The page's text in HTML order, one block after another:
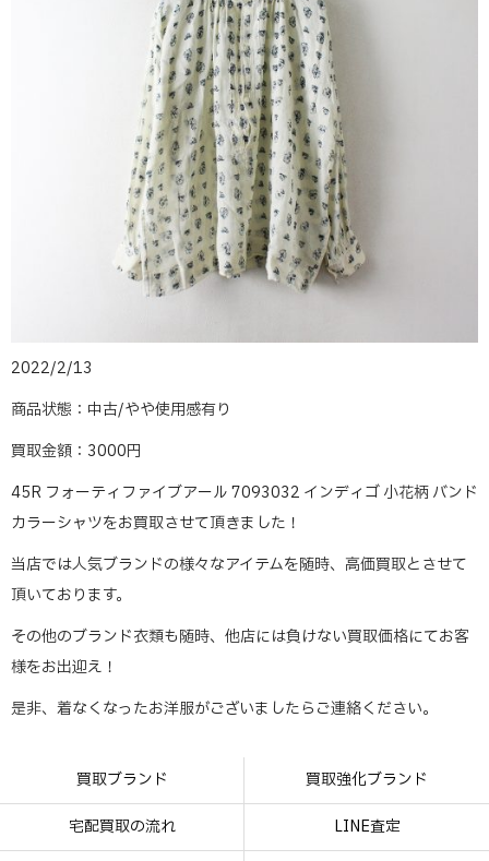
2022/2/13
商品状態：中古/やや使用感有り
買取金額：3000円
45R フォーティファイブアール 7093032 インディゴ 小花柄 バンド
カラーシャツをお買取させて頂きました！
当店では人気ブランドの様々なアイテムを随時、高価買取とさせて
頂いております。
その他のブランド衣類も随時、他店には負けない買取価格にてお客
様をお出迎え！
是非、着なくなったお洋服がございましたらご連絡ください。
買取ブランド 買取強化ブランド
宅配買取の流れ LINE査定